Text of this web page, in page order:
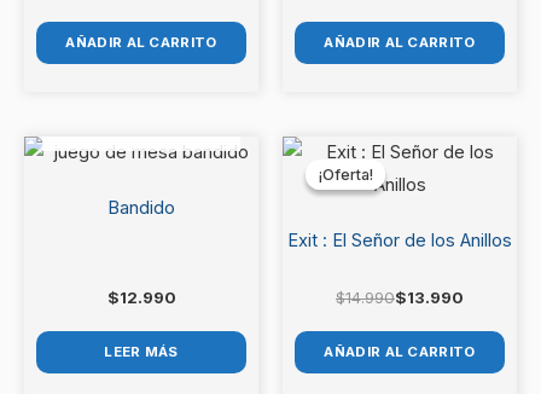
AÑADIR AL CARRITO AÑADIR AL CARRITO
Bandido
$12.990
LEER MÁS
¡Oferta!
¡Oferta!
Exit : El Señor de los Anillos
$14.990
El
original
$13.990
El
actual
AÑADIR AL CARRITO